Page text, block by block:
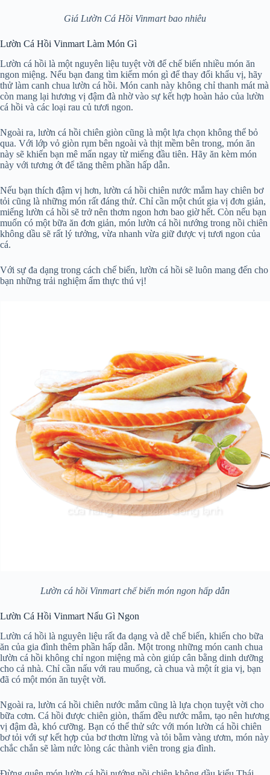
Giá Lườn Cá Hồi Vinmart bao nhiêu
Lườn Cá Hồi Vinmart Làm Món Gì
Lườn cá hồi là một nguyên liệu tuyệt vời để chế biến nhiều món ăn
ngon miệng. Nếu bạn đang tìm kiếm món gì để thay đổi khẩu vị, hãy
thử làm canh chua lườn cá hồi. Món canh này không chỉ thanh mát mà
còn mang lại hương vị đậm đà nhờ vào sự kết hợp hoàn hảo của lườn
cá hồi và các loại rau củ tươi ngon.
Ngoài ra, lườn cá hồi chiên giòn cũng là một lựa chọn không thể bỏ
qua. Với lớp vỏ giòn rụm bên ngoài và thịt mềm bên trong, món ăn
này sẽ khiến bạn mê mẩn ngay từ miếng đầu tiên. Hãy ăn kèm món
này với tương ớt để tăng thêm phần hấp dẫn.
Nếu bạn thích đậm vị hơn, lườn cá hồi chiên nước mắm hay chiên bơ
tỏi cũng là những món rất đáng thử. Chỉ cần một chút gia vị đơn giản,
miếng lườn cá hồi sẽ trở nên thơm ngon hơn bao giờ hết. Còn nếu bạn
muốn có một bữa ăn đơn giản, món lườn cá hồi nướng trong nồi chiên
không dầu sẽ rất lý tưởng, vừa nhanh vừa giữ được vị tươi ngon của
cá.
Với sự đa dạng trong cách chế biến, lườn cá hồi sẽ luôn mang đến cho
bạn những trải nghiệm ẩm thực thú vị!
Lườn cá hồi Vinmart chế biến món ngon hấp dẫn
Lườn Cá Hồi Vinmart Nấu Gì Ngon
Lườn cá hồi là nguyên liệu rất đa dạng và dễ chế biến, khiến cho bữa
ăn của gia đình thêm phần hấp dẫn. Một trong những món canh chua
lườn cá hồi không chỉ ngon miệng mà còn giúp cân bằng dinh dưỡng
cho cả nhà. Chỉ cần nấu với rau muống, cà chua và một ít gia vị, bạn
đã có một món ăn tuyệt vời.
Ngoài ra, lườn cá hồi chiên nước mắm cũng là lựa chọn tuyệt vời cho
bữa cơm. Cá hồi được chiên giòn, thấm đều nước mắm, tạo nên hương
vị đậm đà, khó cưỡng. Bạn có thể thử sức với món lườn cá hồi chiên
bơ tỏi với sự kết hợp của bơ thơm lừng và tỏi bằm vàng ươm, món này
chắc chắn sẽ làm nức lòng các thành viên trong gia đình.